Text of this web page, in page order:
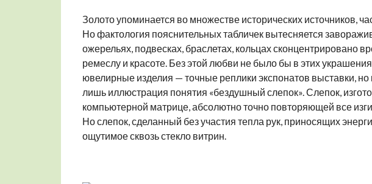
Золото упоминается во множестве исторических источников,
Но фактология пояснительных табличек вытесняется
ожерельях, подвесках, браслетах, кольцах сконцентрировано
ремеслу и красоте. Без этой любви не было бы в этих
ювелирные изделия — точные реплики экспонатов выставки, но
лишь иллюстрация понятия «бездушный слепок». Слепок,
компьютерной матрице, абсолютно точно повторяющей все
Но слепок, сделанный без участия тепла рук, приносящих
ощутимое сквозь стекло витрин.